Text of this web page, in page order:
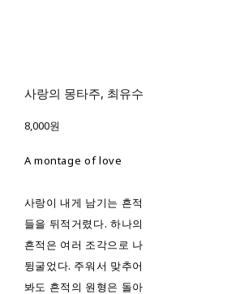
사랑의 몽타주, 최유수
8,000원
A montage of love
사랑이 내게 남기는 흔적
들을 뒤적거렸다. 하나의
흔적은 여러 조각으로 나
뒹굴었다. 주워서 맞추어
봐도 흔적의 원형은 돌아